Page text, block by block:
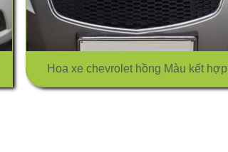
Hoa xe chevrolet hồng Màu kết hợp